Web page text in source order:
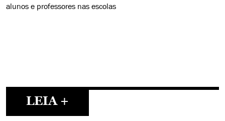
alunos e professores nas escolas
LEIA +